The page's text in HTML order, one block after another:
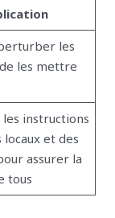
les
les mettre
instructions
locaux et des
assurer la
tous